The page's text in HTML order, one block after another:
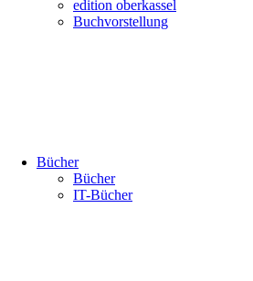
edition oberkassel
Buchvorstellung
Bücher
Bücher
IT-Bücher